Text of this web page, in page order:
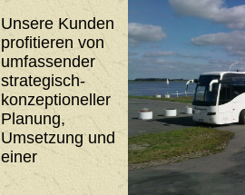
Unsere Kunden
profitieren von
umfassender
strategisch-
konzeptioneller
Planung,
Umsetzung und
einer